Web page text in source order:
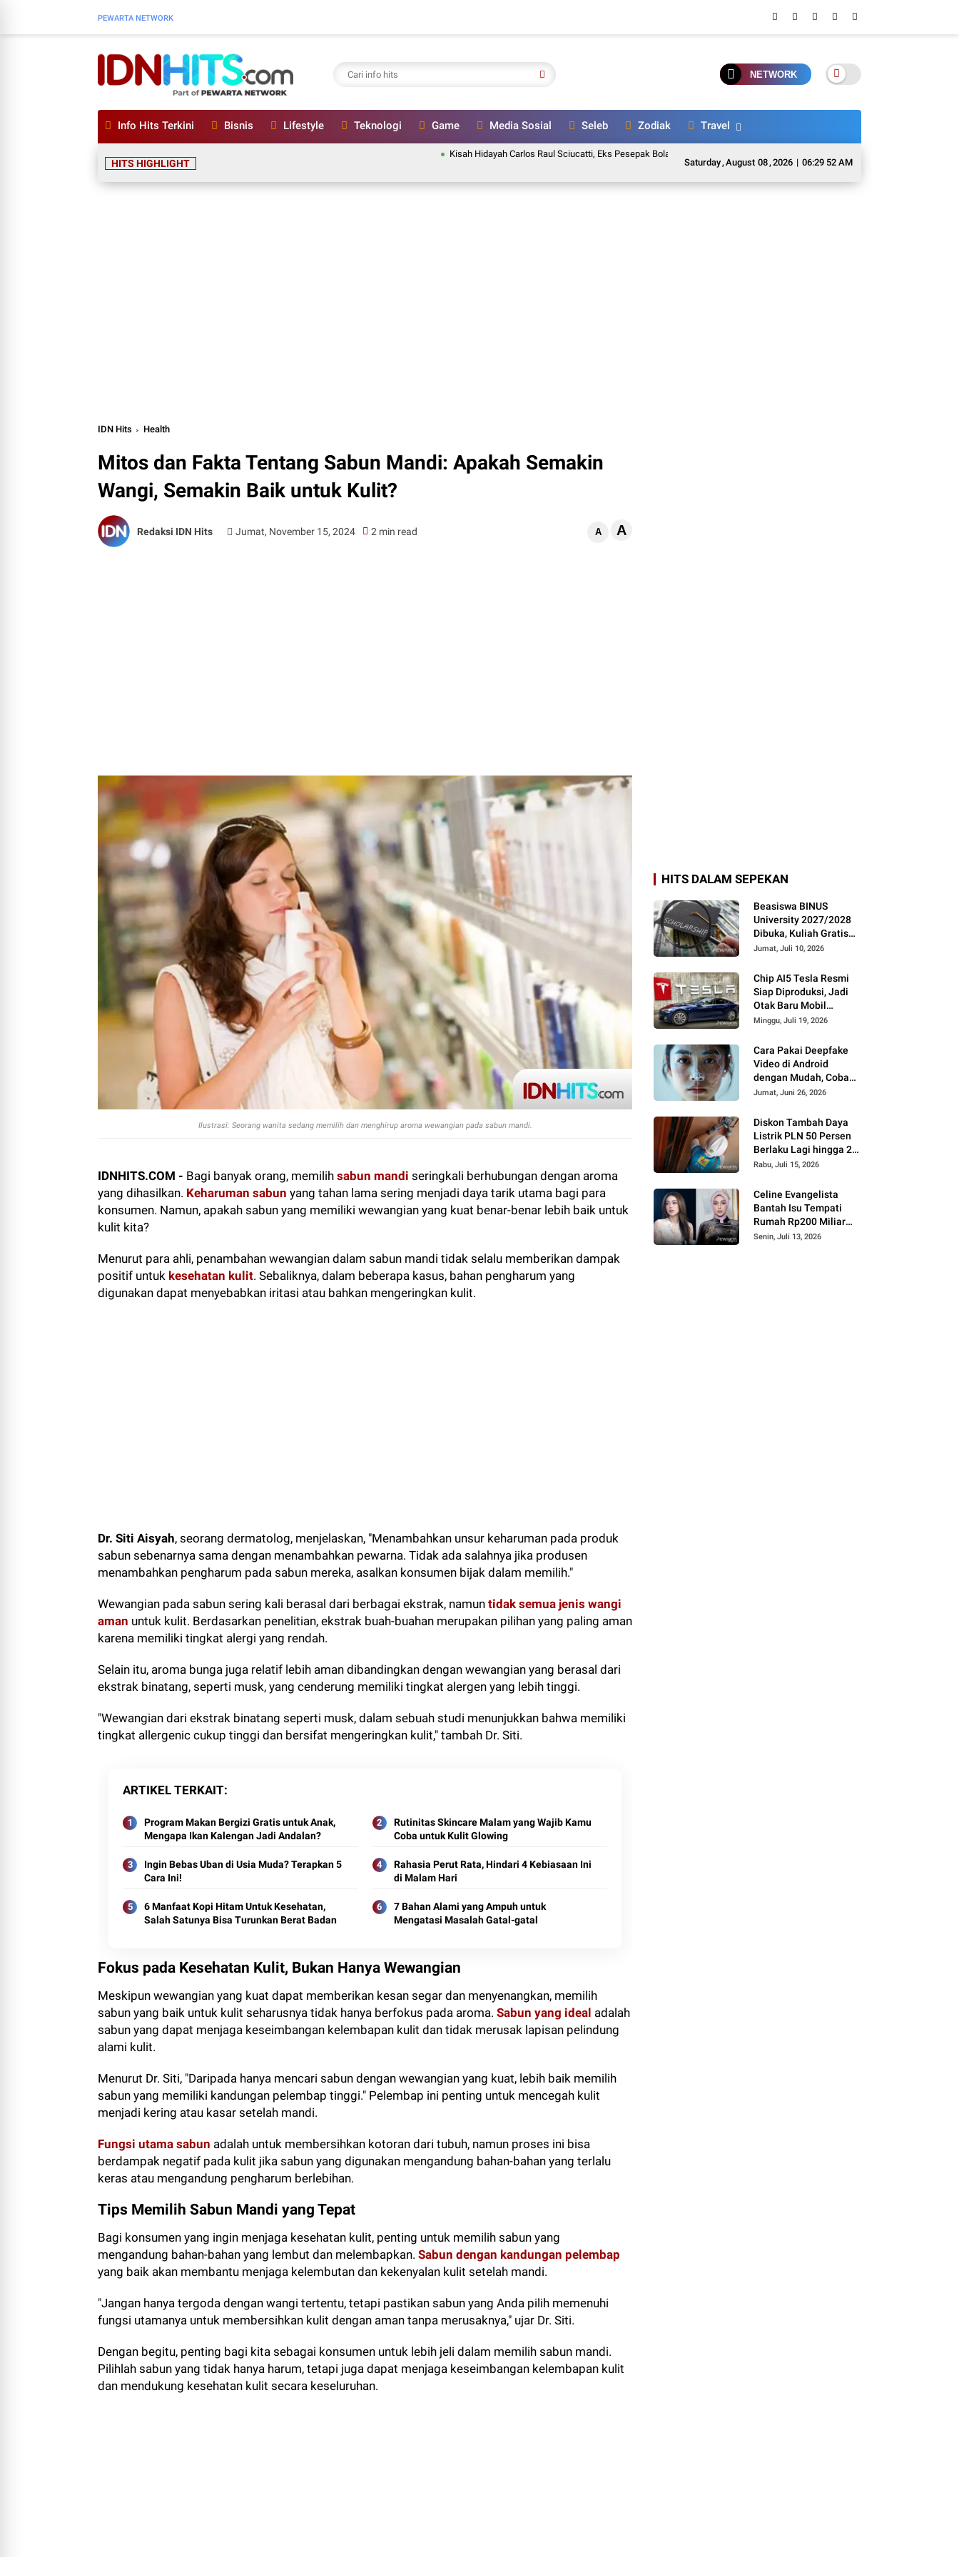
PEWARTA NETWORK
NETWORK
Info Hits Terkini Bisnis Lifestyle Teknologi Game Media Sosial Seleb Zodiak Travel
Saturday,August 08,2026 | 06:29 54 AM
HITS HIGHLIGHT
Kisah Hidayah Carlos Raul Sciucatti, Eks Pesepak Bola Argentina yang Pernah Mondok di Ponpes Kalimantan
IDN Hits Health
Mitos dan Fakta Tentang Sabun Mandi: Apakah Semakin
Wangi, Semakin Baik untuk Kulit?
Redaksi IDN Hits Jumat, November 15, 2024 2 min read A A
Ilustrasi: Seorang wanita sedang memilih dan menghirup aroma wewangian pada sabun mandi.
IDNHITS.COM - Bagi banyak orang, memilih sabun mandi seringkali berhubungan dengan aroma
yang dihasilkan. Keharuman sabun yang tahan lama sering menjadi daya tarik utama bagi para
konsumen. Namun, apakah sabun yang memiliki wewangian yang kuat benar-benar lebih baik untuk
kulit kita?
Menurut para ahli, penambahan wewangian dalam sabun mandi tidak selalu memberikan dampak
positif untuk kesehatan kulit. Sebaliknya, dalam beberapa kasus, bahan pengharum yang
digunakan dapat menyebabkan iritasi atau bahkan mengeringkan kulit.
Dr. Siti Aisyah, seorang dermatolog, menjelaskan, "Menambahkan unsur keharuman pada produk
sabun sebenarnya sama dengan menambahkan pewarna. Tidak ada salahnya jika produsen
menambahkan pengharum pada sabun mereka, asalkan konsumen bijak dalam memilih."
Wewangian pada sabun sering kali berasal dari berbagai ekstrak, namun tidak semua jenis wangi
aman untuk kulit. Berdasarkan penelitian, ekstrak buah-buahan merupakan pilihan yang paling aman
karena memiliki tingkat alergi yang rendah.
Selain itu, aroma bunga juga relatif lebih aman dibandingkan dengan wewangian yang berasal dari
ekstrak binatang, seperti musk, yang cenderung memiliki tingkat alergen yang lebih tinggi.
"Wewangian dari ekstrak binatang seperti musk, dalam sebuah studi menunjukkan bahwa memiliki
tingkat allergenic cukup tinggi dan bersifat mengeringkan kulit," tambah Dr. Siti.
ARTIKEL TERKAIT
Program Makan Bergizi Gratis untuk Anak,
Mengapa Ikan Kalengan Jadi Andalan?
Rutinitas Skincare Malam yang Wajib Kamu
Coba untuk Kulit Glowing
Ingin Bebas Uban di Usia Muda? Terapkan 5
Cara Ini!
Rahasia Perut Rata, Hindari 4 Kebiasaan Ini
di Malam Hari
6 Manfaat Kopi Hitam Untuk Kesehatan,
Salah Satunya Bisa Turunkan Berat Badan
7 Bahan Alami yang Ampuh untuk
Mengatasi Masalah Gatal-gatal
Fokus pada Kesehatan Kulit, Bukan Hanya Wewangian
Meskipun wewangian yang kuat dapat memberikan kesan segar dan menyenangkan, memilih
sabun yang baik untuk kulit seharusnya tidak hanya berfokus pada aroma. Sabun yang ideal adalah
sabun yang dapat menjaga keseimbangan kelembapan kulit dan tidak merusak lapisan pelindung
alami kulit.
Menurut Dr. Siti, "Daripada hanya mencari sabun dengan wewangian yang kuat, lebih baik memilih
sabun yang memiliki kandungan pelembap tinggi." Pelembap ini penting untuk mencegah kulit
menjadi kering atau kasar setelah mandi.
Fungsi utama sabun adalah untuk membersihkan kotoran dari tubuh, namun proses ini bisa
berdampak negatif pada kulit jika sabun yang digunakan mengandung bahan-bahan yang terlalu
keras atau mengandung pengharum berlebihan.
Tips Memilih Sabun Mandi yang Tepat
Bagi konsumen yang ingin menjaga kesehatan kulit, penting untuk memilih sabun yang
mengandung bahan-bahan yang lembut dan melembapkan. Sabun dengan kandungan pelembap
yang baik akan membantu menjaga kelembutan dan kekenyalan kulit setelah mandi.
"Jangan hanya tergoda dengan wangi tertentu, tetapi pastikan sabun yang Anda pilih memenuhi
fungsi utamanya untuk membersihkan kulit dengan aman tanpa merusaknya," ujar Dr. Siti.
Dengan begitu, penting bagi kita sebagai konsumen untuk lebih jeli dalam memilih sabun mandi.
Pilihlah sabun yang tidak hanya harum, tetapi juga dapat menjaga keseimbangan kelembapan kulit
dan mendukung kesehatan kulit secara keseluruhan.
HITS DALAM SEPEKAN
Beasiswa BINUS
University 2027/2028
Dibuka, Kuliah Gratis
hingga 100 Persen
Berprestasi
Jumat, Juli 10, 2026
Chip AI5 Tesla Resmi
Siap Diproduksi, Jadi
Otak Baru Mobil
Swakemudi
Minggu, Juli 19, 2026
Cara Pakai Deepfake
Video di Android
dengan Mudah, Coba
Buat Konten Kreatif AI
Jumat, Juni 26, 2026
Diskon Tambah Daya
Listrik PLN 50 Persen
Berlaku Lagi hingga 27
Juli 2026, Cek Daftar
Rabu, Juli 15, 2026
Celine Evangelista
Bantah Isu Tempati
Rumah Rp200 Miliar
dari Jaksa Agung,
Senin, Juli 13, 2026